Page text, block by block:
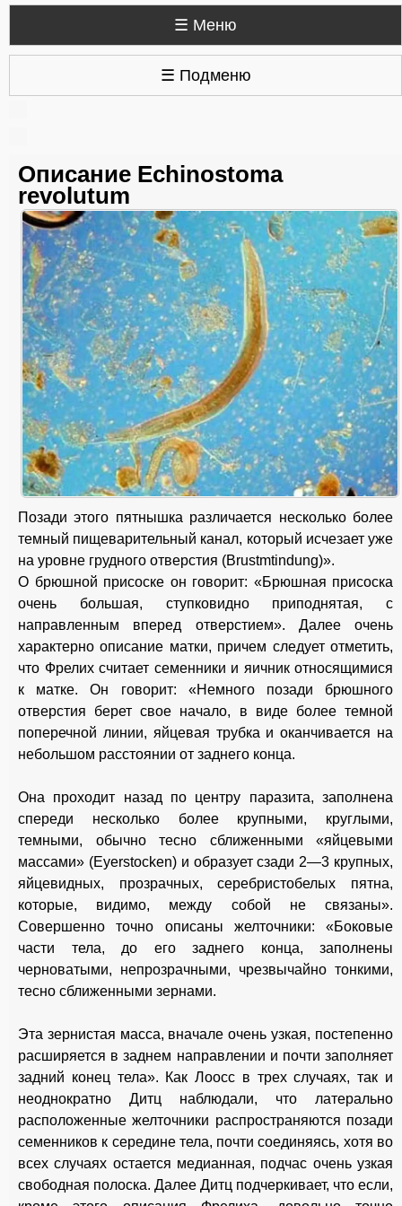
☰ Меню
☰ Подменю
Описание Echinostoma
revolutum
Позади этого пятнышка различается несколько более
темный пищеварительный канал, который исчезает уже
на уровне грудного отверстия (Brustmtindung)».
О брюшной присоске он говорит: «Брюшная присоска
очень большая, ступковидно приподнятая, с
направленным вперед отверстием». Далее очень
характерно описание матки, причем следует отметить,
что Фрелих считает семенники и яичник относящимися
к матке. Он говорит: «Немного позади брюшного
отверстия берет свое начало, в виде более темной
поперечной линии, яйцевая трубка и оканчивается на
небольшом расстоянии от заднего конца.
Она проходит назад по центру паразита, заполнена
спереди несколько более крупными, круглыми,
темными, обычно тесно сближенными «яйцевыми
массами» (Eyerstocken) и образует сзади 2—3 крупных,
яйцевидных, прозрачных, серебристобелых пятна,
которые, видимо, между собой не связаны».
Совершенно точно описаны желточники: «Боковые
части тела, до его заднего конца, заполнены
черноватыми, непрозрачными, чрезвычайно тонкими,
тесно сближенными зернами.
Эта зернистая масса, вначале очень узкая, постепенно
расширяется в заднем направлении и почти заполняет
задний конец тела». Как Лоосс в трех случаях, так и
неоднократно Дитц наблюдали, что латерально
расположенные желточники распространяются позади
семенников к середине тела, почти соединяясь, хотя во
всех случаях остается медианная, подчас очень узкая
свободная полоска. Далее Дитц подчеркивает, что если,